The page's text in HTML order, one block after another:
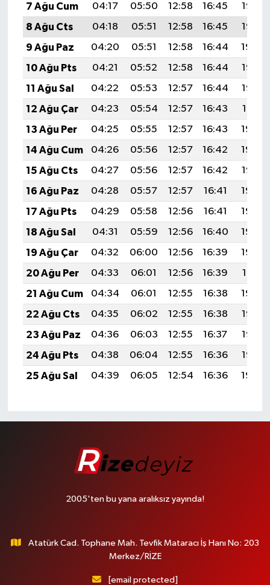
7 Ağu Cum
04:17 05:50 12:58 16:45
19:56
8 Ağu Cts
04:18 05:51 12:58 16:45
19:55
9 Ağu Paz
04:20 05:51 12:58 16:44
19:54
10 Ağu Pts
04:21 05:52 12:58 16:44
19:53
11 Ağu Sal
04:22 05:53 12:57 16:44
19:52
12 Ağu Çar
04:23 05:54 12:57 16:43
19:51
13 Ağu Per
04:25 05:55 12:57 16:43
19:50
14 Ağu Cum
04:26 05:56 12:57 16:42
19:48
15 Ağu Cts
04:27 05:56 12:57 16:42
19:47
16 Ağu Paz
04:28 05:57 12:57 16:41
19:46
17 Ağu Pts
04:29 05:58 12:56 16:41
19:45
18 Ağu Sal
04:31 05:59 12:56 16:40
19:43
19 Ağu Çar
04:32 06:00 12:56 16:39
19:42
20 Ağu Per
04:33 06:01 12:56 16:39
19:41
21 Ağu Cum
04:34 06:01 12:55 16:38
19:39
22 Ağu Cts
04:35 06:02 12:55 16:38
19:38
23 Ağu Paz
04:36 06:03 12:55 16:37
19:37
24 Ağu Pts
04:38 06:04 12:55 16:36
19:35
25 Ağu Sal
04:39 06:05 12:54 16:36 19:34
2005'ten bu yana aralıksız yayında!
Atatürk Cad. Tophane Mah. Tevfik Mataracı İş Hanı No: 203
Merkez/RİZE
[email protected]